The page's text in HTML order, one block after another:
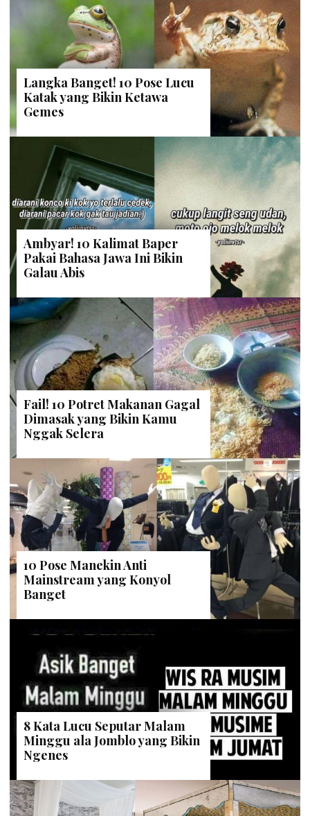
Langka Banget! 10 Pose Lucu
Katak yang Bikin Ketawa
Gemes
Ambyar! 10 Kalimat Baper
Pakai Bahasa Jawa Ini Bikin
Galau Abis
Fail! 10 Potret Makanan Gagal
Dimasak yang Bikin Kamu
Nggak Selera
10 Pose Manekin Anti
Mainstream yang Konyol
Banget
8 Kata Lucu Seputar Malam
Minggu ala Jomblo yang Bikin
Ngenes